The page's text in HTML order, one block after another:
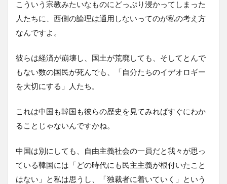
こういう宗教みたいなものにどっぷり浸かってしまった
人たちに、西側の論理は通用しないってのが私の考え方
なんですよ。
彼らは経済が崩壊し、国土が荒廃しても、そしてとんで
もない数の国民が死んでも、「自分たちのイデオロギー
を大切にする」人たち。
これは中国も韓国も彼らの歴史を見てみればすぐにわか
ることじゃないんですかね。
中国は別にしても、自由主義社会の一員だと我々が思っ
ている韓国には「どの時代にも民主主義が根付いたこと
はない」と私は思うし、「独裁者に着いていく」という